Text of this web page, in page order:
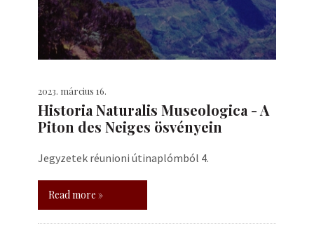
2023. március 16.
Historia Naturalis Museologica - A
Piton des Neiges ösvényein
Jegyzetek réunioni útinaplómból 4.
Read more »